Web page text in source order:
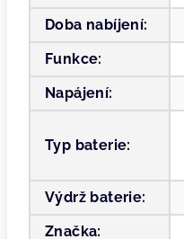
Doba nabíjení:
Funkce:
Napájení:
Typ baterie:
Výdrž baterie:
Značka: